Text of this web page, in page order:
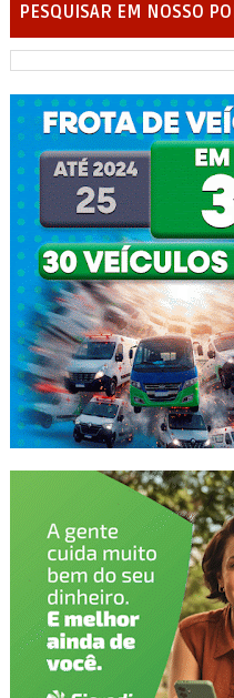
PESQUISAR EM NOSSO